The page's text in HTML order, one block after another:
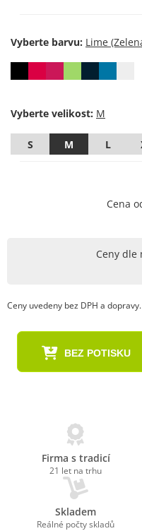
Vyberte barvu:
Vyberte velikost:
S M L
Cena
Ceny dle
Ceny uvedeny bez DPH a dopravy.
BEZ POTISKU
Firma s tradicí
21 let na trhu
Skladem
Reálné počty skladů